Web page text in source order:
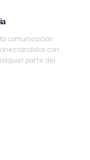
comunicación
con
parte del